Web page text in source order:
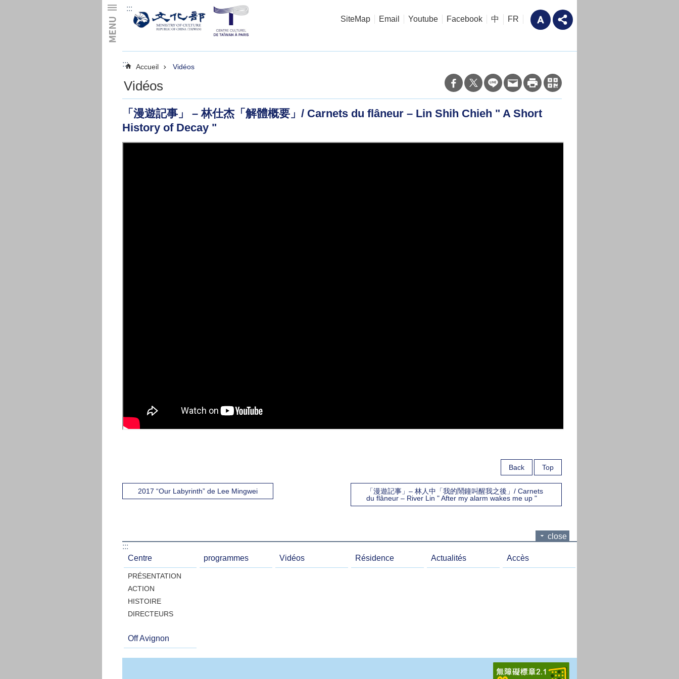
:::
SiteMap
Email Youtube Facebook 中 FR
::: Accueil Vidéos
Vidéos
「漫遊記事」 – 林仕杰「解體概要」/ Carnets du flâneur – Lin Shih Chieh " A Short
History of Decay "
Back Top
2017 “Our Labyrinth” de Lee Mingwei
「漫遊記事」– 林人中「我的鬧鐘叫醒我之後」/ Carnets
du flâneur – River Lin " After my alarm wakes me up "
close
:::
Centre
PRÉSENTATION
ACTION
HISTOIRE
DIRECTEURS
programmes Vidéos Résidence Actualités Accès
Off Avignon